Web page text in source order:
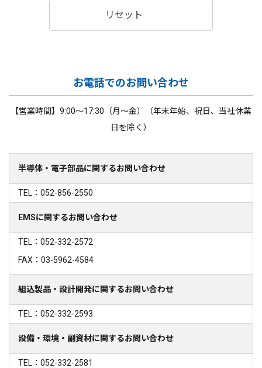
リセット
お電話でのお問い合わせ
【営業時間】9:00～17:30（月～金）（年末年始、祝日、当社休業
日を除く）
半導体・電子部品に関するお問い合わせ
TEL：052-856-2550
EMSに関するお問い合わせ
TEL：052-332-2572
FAX：03-5962-4584
組込製品・設計開発に関するお問い合わせ
TEL：052-332-2593
設備・環境・副資材に関するお問い合わせ
TEL：052-332-2581